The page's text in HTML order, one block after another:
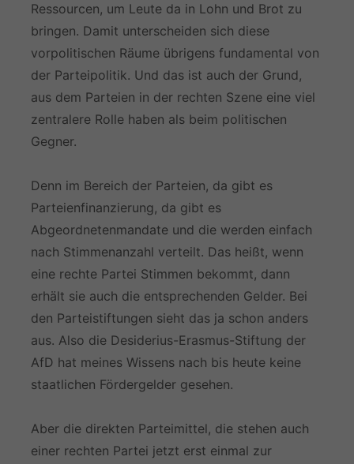
Ressourcen, um Leute da in Lohn und Brot zu
bringen. Damit unterscheiden sich diese
vorpolitischen Räume übrigens fundamental von
der Parteipolitik. Und das ist auch der Grund,
aus dem Parteien in der rechten Szene eine viel
zentralere Rolle haben als beim politischen
Gegner.
Denn im Bereich der Parteien, da gibt es
Parteienfinanzierung, da gibt es
Abgeordnetenmandate und die werden einfach
nach Stimmenanzahl verteilt. Das heißt, wenn
eine rechte Partei Stimmen bekommt, dann
erhält sie auch die entsprechenden Gelder. Bei
den Parteistiftungen sieht das ja schon anders
aus. Also die Desiderius-Erasmus-Stiftung der
AfD hat meines Wissens nach bis heute keine
staatlichen Fördergelder gesehen.
Aber die direkten Parteimittel, die stehen auch
einer rechten Partei jetzt erst einmal zur